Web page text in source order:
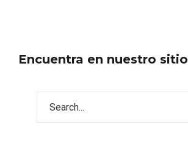
Encuentra en nuestro sitio